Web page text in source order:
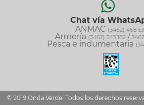
Chat vía
ANMAC (3462) 468
Armería (3462) 343 182 /
Pesca e indumentaria
© 2019 Onda Verde. Todos los derechos